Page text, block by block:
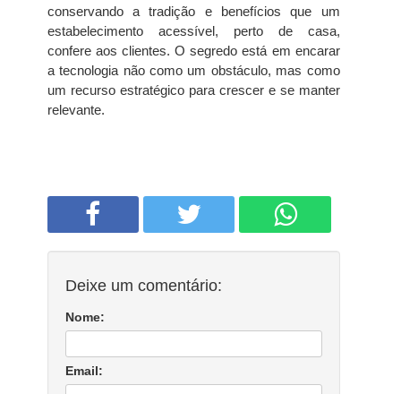
conservando a tradição e benefícios que um
estabelecimento acessível, perto de casa,
confere aos clientes. O segredo está em encarar
a tecnologia não como um obstáculo, mas como
um recurso estratégico para crescer e se manter
relevante.
Deixe um comentário:
Nome:
Email: